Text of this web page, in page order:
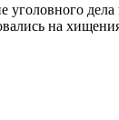
уголовного
на